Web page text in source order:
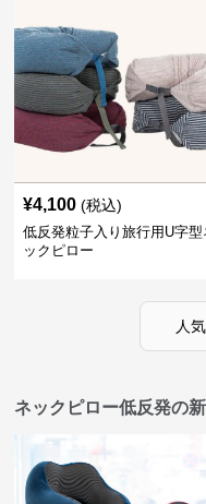
¥4,100 (税込)
低反発粒子入り旅行用U字型
ックピロー
人
ネックピロー低反発の